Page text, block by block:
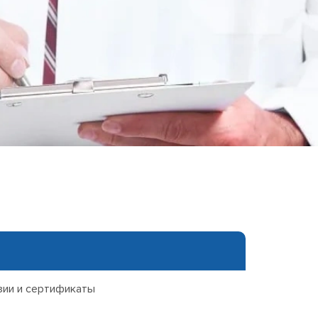
компульсивного
атак
и сертификаты